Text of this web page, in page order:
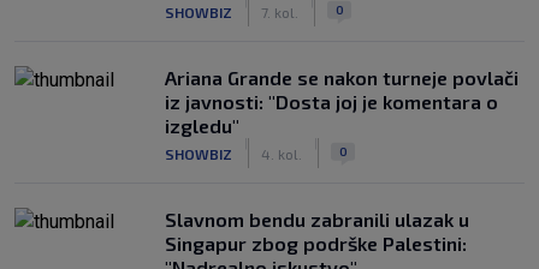
SHOWBIZ 7. kol. 0
Ariana Grande se nakon turneje povlači
iz javnosti: "Dosta joj je komentara o
izgledu"
SHOWBIZ 4. kol. 0
Slavnom bendu zabranili ulazak u
Singapur zbog podrške Palestini: